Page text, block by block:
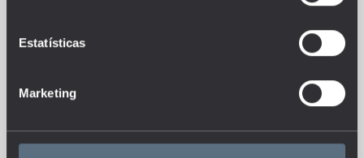
Estatísticas
Marketing
O EDUSTAT sistematiza um conjunto de indicadores e
português.